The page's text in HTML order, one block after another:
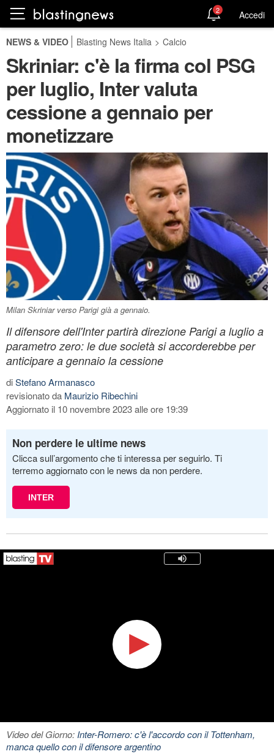
2 Accedi
NEWS & VIDEO Blasting News Italia > Calcio
Skriniar: c'è la firma col PSG
per luglio, Inter valuta
cessione a gennaio per
monetizzare
Milan Skriniar verso Parigi già a gennaio.
Il difensore dell'Inter partirà direzione Parigi a luglio a
parametro zero: le due società si accorderebbe per
anticipare a gennaio la cessione
diStefano Armanasco
revisionato da Maurizio Ribechini
Aggiornato il 10 novembre 2023 alle ore 19:39
Non perdere le ultime news
Clicca sull’argomento che ti interessa per seguirlo. Ti
terremo aggiornato con le news da non perdere.
INTER
Video del Giorno:Inter-Romero: c'è l'accordo con il Tottenham,
manca quello con il difensore argentino